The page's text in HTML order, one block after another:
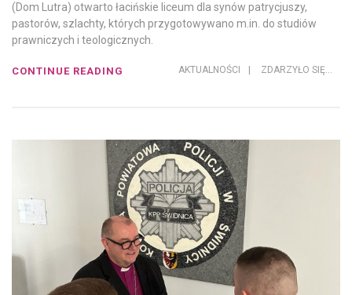
(Dom Lutra) otwarto łacińskie liceum dla synów patrycjuszy,
pastorów, szlachty, których przygotowywano m.in. do studiów
prawniczych i teologicznych.
AKTUALNOŚCI ZDARZYŁO SIĘ...
CONTINUE READING